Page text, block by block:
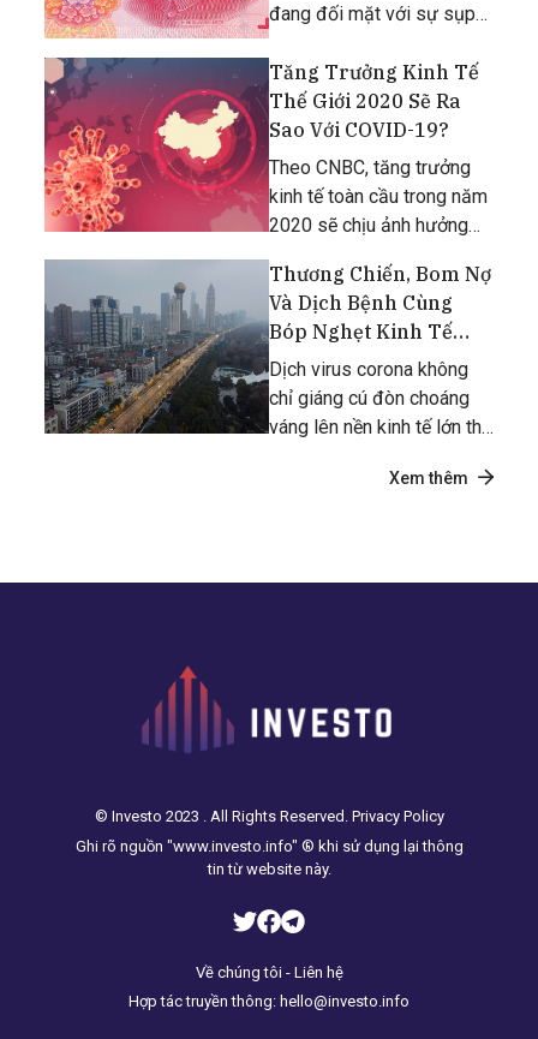
đang đối mặt với sự sụp
Tăng Trưởng Kinh Tế
Thế Giới 2020 Sẽ Ra
Sao Với COVID-19?
Theo CNBC, tăng trưởng
kinh tế toàn cầu trong năm
2020 sẽ chịu ảnh hưởng
19 gây ra.
Thương Chiến, Bom Nợ
Và Dịch Bệnh Cùng
Bóp Nghẹt Kinh Tế
Trung Quốc
Dịch virus corona không
chỉ giáng cú đòn choáng
váng lên nền kinh tế lớn thứ
"độc lực" của thương chiến
Xem thêm
© Investo 2023 . All Rights Reserved. Privacy Policy
Ghi rõ nguồn "www.investo.info" ® khi sử dụng lại thông
tin từ website này.
Về chúng tôi - Liên hệ
Hợp tác truyền thông: hello@investo.info